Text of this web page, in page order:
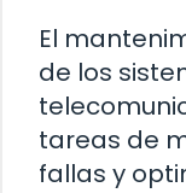
El
de los
tareas de
fallas y